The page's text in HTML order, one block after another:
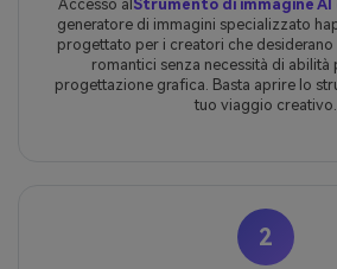
Accesso al Strumento di immagine AI
generatore di immagini specializzato
progettato per i creatori che
romantici senza necessità di abilità
progettazione grafica. Basta aprire lo
tuo viaggio creativo.
2